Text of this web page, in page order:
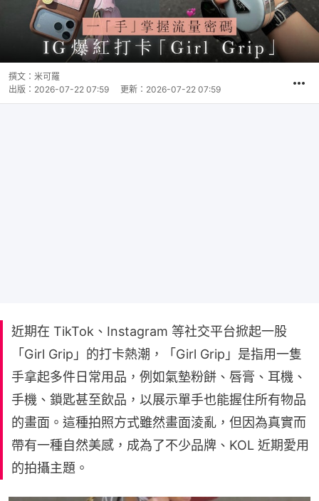
撰文： 米可羅
出版： 2026-07-22 07:59 更新： 2026-07-22 07:59
近期在 TikTok、Instagram 等社交平台掀起一股
「Girl Grip」的打卡熱潮，「Girl Grip」是指用一隻
手拿起多件日常用品，例如氣墊粉餅、唇膏、耳機、
手機、鎖匙甚至飲品，以展示單手也能握住所有物品
的畫面。這種拍照方式雖然畫面淩亂，但因為真實而
帶有一種自然美感，成為了不少品牌、KOL 近期愛用
的拍攝主題。